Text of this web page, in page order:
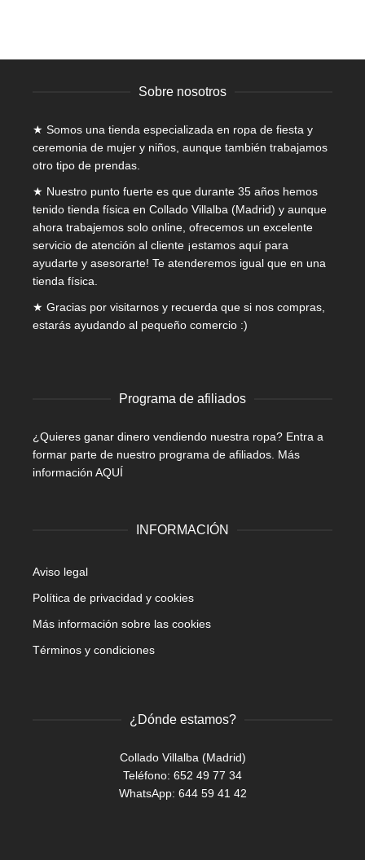
Sobre nosotros
★ Somos una tienda especializada en ropa de fiesta y
ceremonia de mujer y niños, aunque también trabajamos
otro tipo de prendas.
★ Nuestro punto fuerte es que durante 35 años hemos
tenido tienda física en Collado Villalba (Madrid) y aunque
ahora trabajemos solo online, ofrecemos un excelente
servicio de atención al cliente ¡estamos aquí para
ayudarte y asesorarte! Te atenderemos igual que en una
tienda física.
★ Gracias por visitarnos y recuerda que si nos compras,
estarás ayudando al pequeño comercio :)
Programa de afiliados
¿Quieres ganar dinero vendiendo nuestra ropa? Entra a
formar parte de nuestro programa de afiliados. Más
información AQUÍ
INFORMACIÓN
Aviso legal
Política de privacidad y cookies
Más información sobre las cookies
Términos y condiciones
¿Dónde estamos?
Collado Villalba (Madrid)
Teléfono: 652 49 77 34
WhatsApp: 644 59 41 42